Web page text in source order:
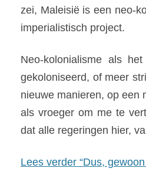
zei, Maleisië is een neo-
imperialistisch project.
Neo-kolonialisme als
gekoloniseerd, of meer
nieuwe manieren, op een
als vroeger om me te
dat alle regeringen hier,
Lees verder “Dus,